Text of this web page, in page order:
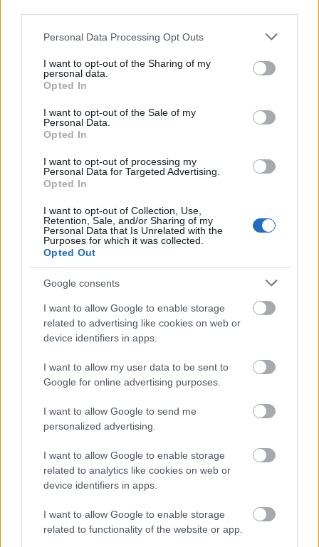
Please note that this website/app uses one or more Google
not limited to your visit or usage behaviour. You may click to
grant or deny consent to Google and its third-party tags to
use your data for below specified purposes in below Google
consent section.
Personal Data Processing Opt Outs
I want to opt-out of the Sharing of my
personal data.
Opted In
I want to opt-out of the Sale of my
Personal Data.
Opted In
I want to opt-out of processing my
Personal Data for Targeted Advertising.
Opted In
I want to opt-out of Collection, Use,
Retention, Sale, and/or Sharing of my
Personal Data that Is Unrelated with the
Purposes for which it was collected.
Opted Out
Google consents
I want to allow Google to enable storage
related to advertising like cookies on web or
device identifiers in apps.
I want to allow my user data to be sent to
Google for online advertising purposes.
I want to allow Google to send me
personalized advertising.
I want to allow Google to enable storage
related to analytics like cookies on web or
device identifiers in apps.
I want to allow Google to enable storage
related to functionality of the website or app.
Még a nemzetbiztonság sem
titkolózhat saját belátása szerint
Az Alkotmánybíróság friss határozata kiterjesztette
az adatigényléssel kapcsolatos eljárási garanciákat
a nemzetbiztonsági szolgálatokra. A döntés szerint a
szolgálatok főigazgatói a náluk lévő adatokról szóló
tájékoztatást csak akkor tagadhatják meg, ha a
védett érdek…
A nagyokkal nyeri a
közbeszerzéseket a CET kivitelezője
D. Kovács Ildikó• 2014. január 16.
Az utóbbi időben több közbeszerzésen is a
Közgéppel vagy a Swietelskyvel nyertes West
Hungária Bau nem újonc az építőiparban, de nevét
ritkán hallani. Tulajdonosa, Paár Attila ott van a
leggazdagabb magyarok között, jó kapcsolatokat
ápol a Fidesszel, és a sportélet sem…
Kazincbarcika titkolja a buszvárós
szerződést